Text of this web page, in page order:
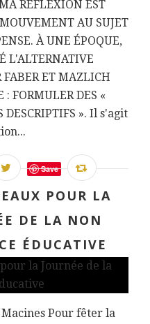
RÉFLEXION EST
AU SUJET
À UNE ÉPOQUE,
L'ALTERNATIVE
FABER ET MAZLICH
: FORMULER DES «
DESCRIPTIFS ». Il s'agit
Save
POUR LA
DE LA NON
ÉDUCATIVE
Pour fêter la